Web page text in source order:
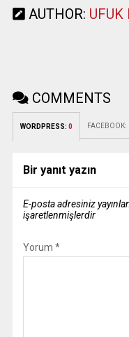
AUTHOR: UFUK
COMMENTS
WORDPRESS: 0 FACEBOOK:
Bir yanıt yazın
E-posta adresiniz
işaretlenmişlerdir
Yorum *